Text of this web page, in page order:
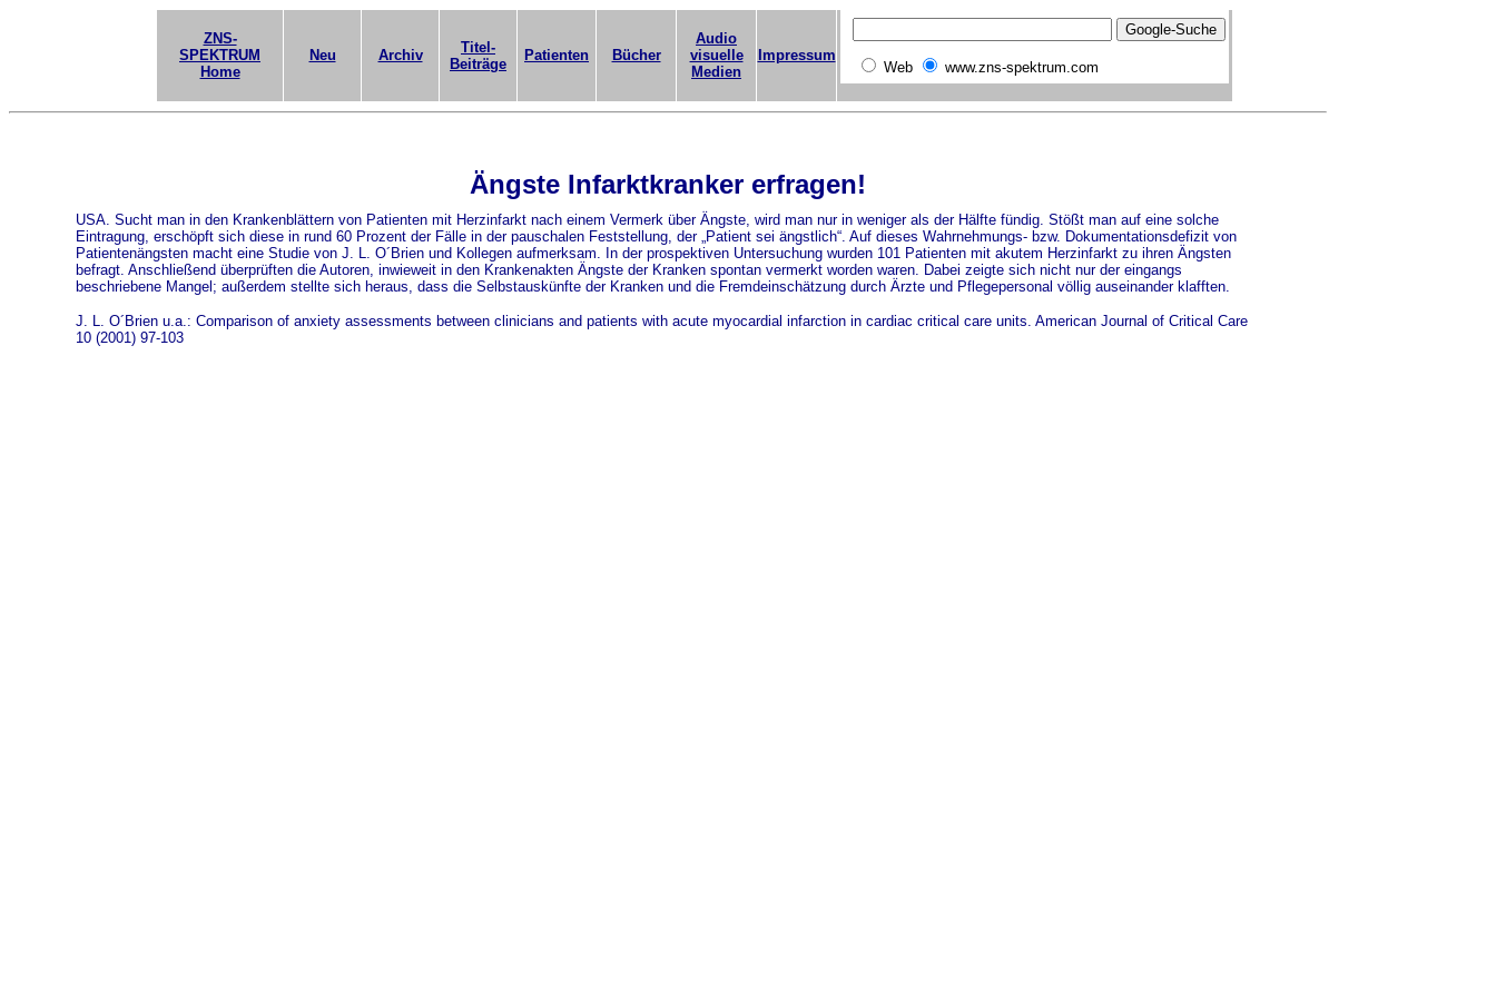
ZNS-
SPEKTRUM
Home
Neu Archiv
Titel-
Beiträge
Patienten Bücher
Audio
visuelle
Medien
Impressum
Web www.zns-spektrum.com
Ängste Infarktkranker erfragen!
USA. Sucht man in den Krankenblättern von Patienten mit Herzinfarkt nach einem Vermerk über Ängste, wird man nur in weniger als der Hälfte fündig. Stößt man auf eine solche
Eintragung, erschöpft sich diese in rund 60 Prozent der Fälle in der pauschalen Feststellung, der „Patient sei ängstlich“. Auf dieses Wahrnehmungs- bzw. Dokumentationsdefizit von
Patientenängsten macht eine Studie von J. L. O´Brien und Kollegen aufmerksam. In der prospektiven Untersuchung wurden 101 Patienten mit akutem Herzinfarkt zu ihren Ängsten
befragt. Anschließend überprüften die Autoren, inwieweit in den Krankenakten Ängste der Kranken spontan vermerkt worden waren. Dabei zeigte sich nicht nur der eingangs
beschriebene Mangel; außerdem stellte sich heraus, dass die Selbstauskünfte der Kranken und die Fremdeinschätzung durch Ärzte und Pflegepersonal völlig auseinander klafften.
J. L. O´Brien u.a.: Comparison of anxiety assessments between clinicians and patients with acute myocardial infarction in cardiac critical care units. American Journal of Critical Care
10 (2001) 97-103